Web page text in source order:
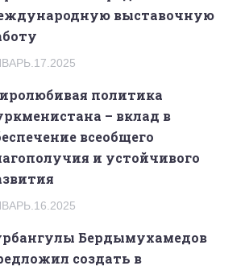
выставочную
политика
– вклад в
всеобщего
и устойчивого
Бердымухамедов
создать в